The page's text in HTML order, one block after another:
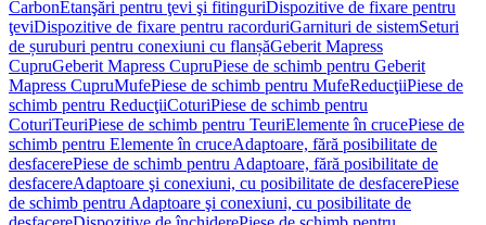
CarbonEtanşări pentru ţevi şi fitinguriDispozitive de fixare pentru
ţeviDispozitive de fixare pentru racorduriGarnituri de sistemSeturi
de șuruburi pentru conexiuni cu flanșăGeberit Mapress
CupruGeberit Mapress CupruPiese de schimb pentru Geberit
Mapress CupruMufePiese de schimb pentru MufeReducţiiPiese de
schimb pentru ReducţiiCoturiPiese de schimb pentru
CoturiTeuriPiese de schimb pentru TeuriElemente în crucePiese de
schimb pentru Elemente în cruceAdaptoare, fără posibilitate de
desfacerePiese de schimb pentru Adaptoare, fără posibilitate de
desfacereAdaptoare şi conexiuni, cu posibilitate de desfacerePiese
de schimb pentru Adaptoare şi conexiuni, cu posibilitate de